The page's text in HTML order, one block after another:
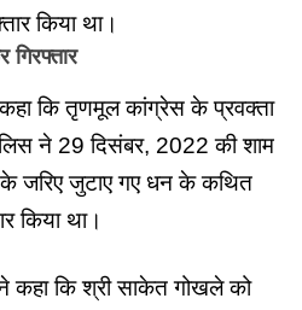
किया था।
कहा कि तृणमूल कांग्रेस के प्रवक्ता
ने 29 दिसंबर, 2022 की शाम
जरिए जुटाए गए धन के कथित
किया था।
कहा कि श्री साकेत गोखले को